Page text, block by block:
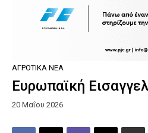
ΑΓΡΟΤΙΚΆ ΝΈΑ
Ευρωπαϊκή
20 Μαΐου 2026